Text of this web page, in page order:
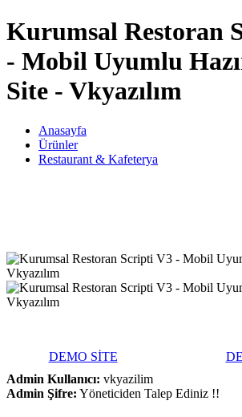
Kurumsal Restoran
- Mobil Uyumlu
Site - Vkyazılım
Anasayfa
Ürünler
Restaurant & Kafeterya
DEMO SİTE
Admin Kullanıcı: vkyazilim
Admin Şifre: Yöneticiden Talep Ediniz !!